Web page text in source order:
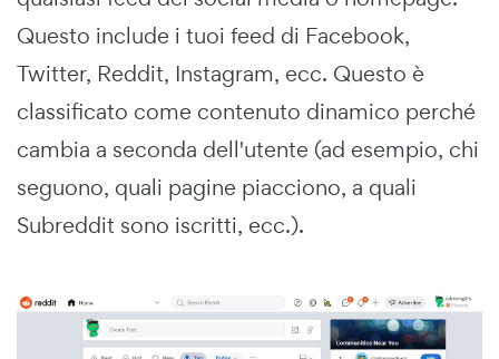
Questo include i tuoi feed di Facebook,
Twitter, Reddit, Instagram, ecc. Questo è
classificato come contenuto dinamico perché
cambia a seconda dell'utente (ad esempio, chi
seguono, quali pagine piacciono, a quali
Subreddit sono iscritti, ecc.).